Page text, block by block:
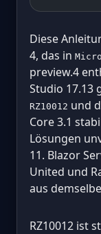
Diese
4, das in
preview.4
Studio 17.13
RZ10012 und
Core 3.1
Lösungen
11. Blazor
United und
aus
RZ10012 ist